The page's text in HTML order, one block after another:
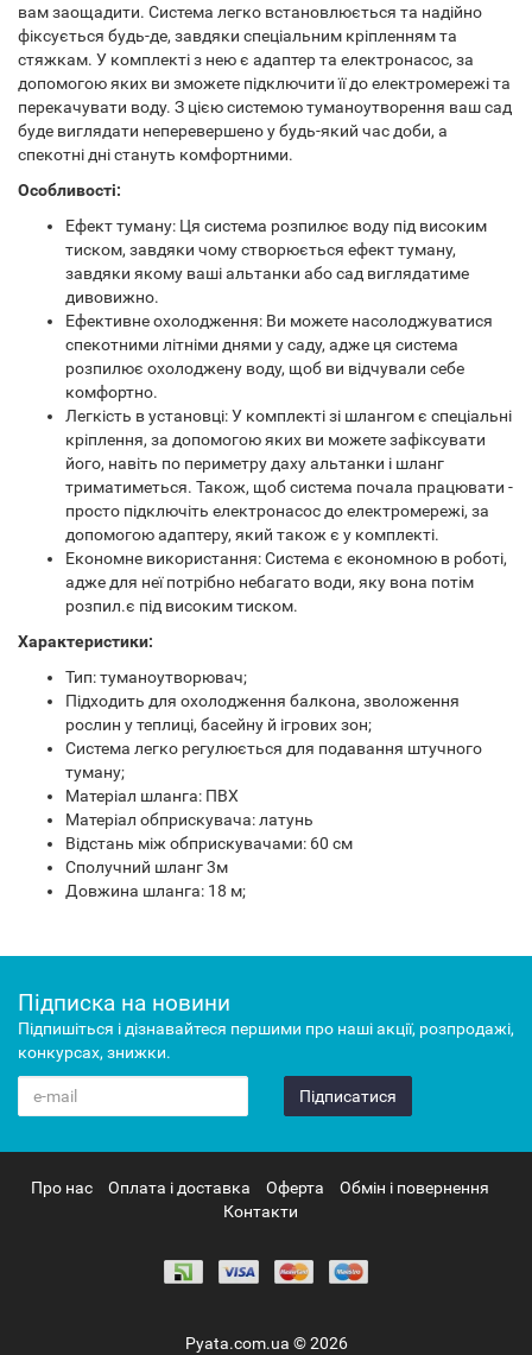
вам заощадити. Система легко встановлюється та надійно
фіксується будь-де, завдяки спеціальним кріпленням та
стяжкам. У комплекті з нею є адаптер та електронасос, за
допомогою яких ви зможете підключити її до електромережі та
перекачувати воду. З цією системою туманоутворення ваш сад
буде виглядати неперевершено у будь-який час доби, а
спекотні дні стануть комфортними.
Особливості:
Ефект туману: Ця система розпилює воду під високим
тиском, завдяки чому створюється ефект туману,
завдяки якому ваші альтанки або сад виглядатиме
дивовижно.
Ефективне охолодження: Ви можете насолоджуватися
спекотними літніми днями у саду, адже ця система
розпилює охолоджену воду, щоб ви відчували себе
комфортно.
Легкість в установці: У комплекті зі шлангом є спеціальні
кріплення, за допомогою яких ви можете зафіксувати
його, навіть по периметру даху альтанки і шланг
триматиметься. Також, щоб система почала працювати -
просто підключіть електронасос до електромережі, за
допомогою адаптеру, який також є у комплекті.
Економне використання: Система є економною в роботі,
адже для неї потрібно небагато води, яку вона потім
розпил.є під високим тиском.
Характеристики:
Тип: туманоутворювач;
Підходить для охолодження балкона, зволоження
рослин у теплиці, басейну й ігрових зон;
Система легко регулюється для подавання штучного
туману;
Матеріал шланга: ПВХ
Матеріал обприскувача: латунь
Відстань між обприскувачами: 60 см
Сполучний шланг 3м
Довжина шланга: 18 м;
Підписка на новини
Підпишіться і дізнавайтеся першими про наші акції, розпродажі,
конкурсах, знижки.
Підписатися
Про нас Оплата і доставка Оферта
Обмін і повернення
Контакти
Pyata.com.ua © 2026